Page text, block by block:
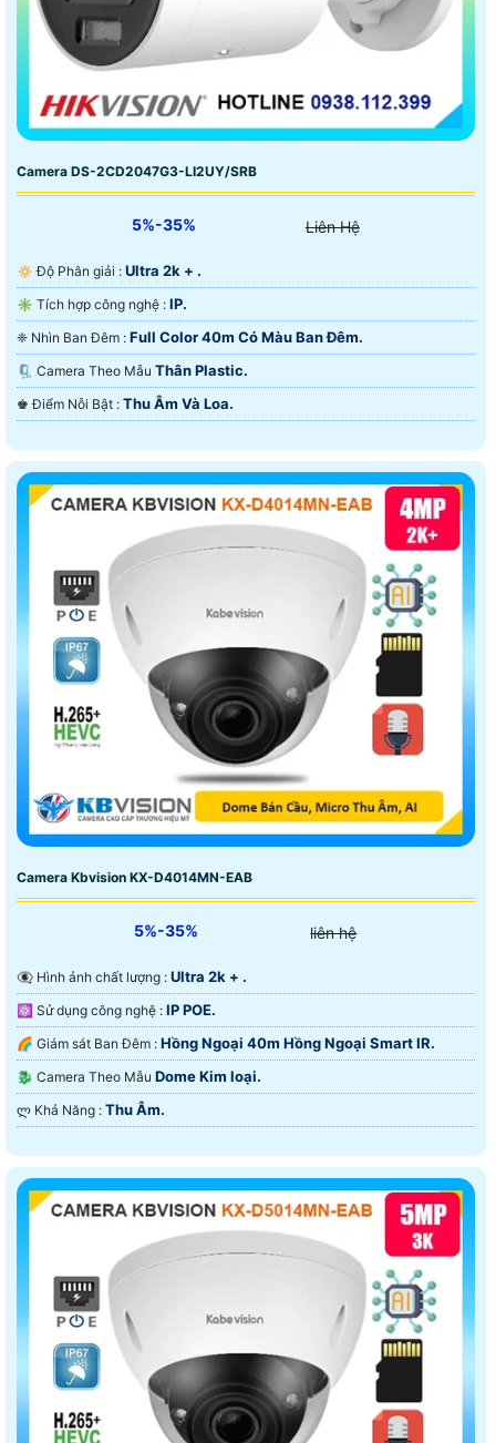
Camera DS-2CD2047G3-LI2UY/SRB
5%-35% Liên Hệ
🔅 Độ Phân giải : Ultra 2k + .
✳️ Tích hợp công nghệ : IP.
❈ Nhìn Ban Đêm : Full Color 40m Có Màu Ban Ðêm.
🗜️ Camera Theo Mẫu Thân Plastic.
️♚ Điểm Nỗi Bật : Thu Âm Và Loa.
Camera Kbvision KX-D4014MN-EAB
5%-35% liên hệ
👁️‍🗨 Hình ảnh chất lượng : Ultra 2k + .
⚛️ Sử dụng công nghệ : IP POE.
🌈 Giám sát Ban Đêm : Hồng Ngoại 40m Hồng Ngoại Smart IR.
🐉️ Camera Theo Mẫu Dome Kim loại.
️ლ Khả Năng : Thu Âm.